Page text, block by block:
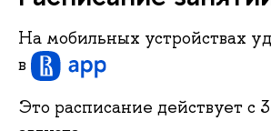
На мобильных устройствах
в
Это расписание действует c